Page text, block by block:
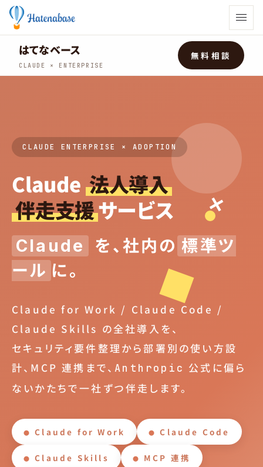
はてなベース
CLAUDE × ENTERPRISE
無料相談
✕
CLAUDE ENTERPRISE × ADOPTION
Claude 法人導入
伴走支援サービス
Claude を、社内の 標準ツ
ール に。
Claude for Work / Claude Code /
Claude Skills の全社導入を、
セキュリティ要件整理から部署別の使い方設
計、MCP 連携まで、 Anthropic 公式に偏ら
ないかたちで一社ずつ伴走します。
Claude for Work Claude Code
Claude Skills MCP 連携